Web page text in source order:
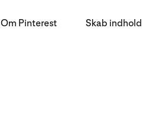
Om Pinterest Skab indhold